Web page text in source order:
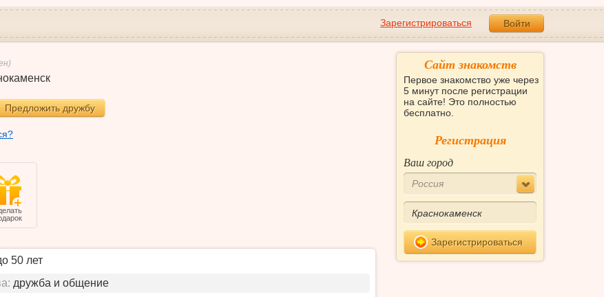
Зарегистрироваться Войти
Предложить дружбу
50 лет
дружба и общение
Сайт знакомств
Первое знакомство уже через
5 минут после регистрации
на сайте! Это полностью
бесплатно.
Регистрация
Ваш город
Россия
Зарегистрироваться